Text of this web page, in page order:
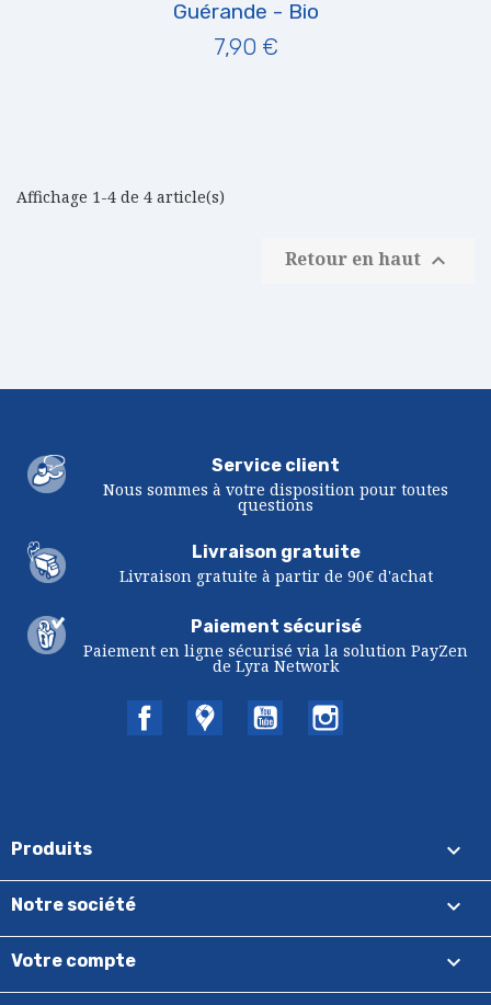
Guérande - Bio
7,90 €
Affichage 1-4 de 4 article(s)
Retour en haut 
Service client
Nous sommes à votre disposition pour toutes
questions
Livraison gratuite
Livraison gratuite à partir de 90€ d'achat
Paiement sécurisé
Paiement en ligne sécurisé via la solution PayZen
de Lyra Network
Facebook Twitter YouTube
Produits 
Notre société 
Votre compte 